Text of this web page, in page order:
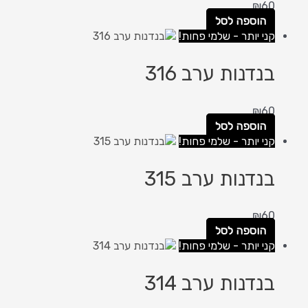
₪60
הוספה לסל
קני יותר - שלמי פחות!
בנדנות ערב 316
₪60
הוספה לסל
קני יותר - שלמי פחות!
בנדנות ערב 315
₪60
הוספה לסל
קני יותר - שלמי פחות!
בנדנות ערב 314